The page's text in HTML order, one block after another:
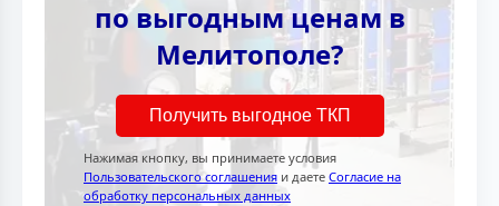
по выгодным ценам в
Мелитополе?
Получить выгодное ТКП
Нажимая кнопку, вы принимаете условия
Пользовательского соглашения и даете Согласие на
обработку персональных данных